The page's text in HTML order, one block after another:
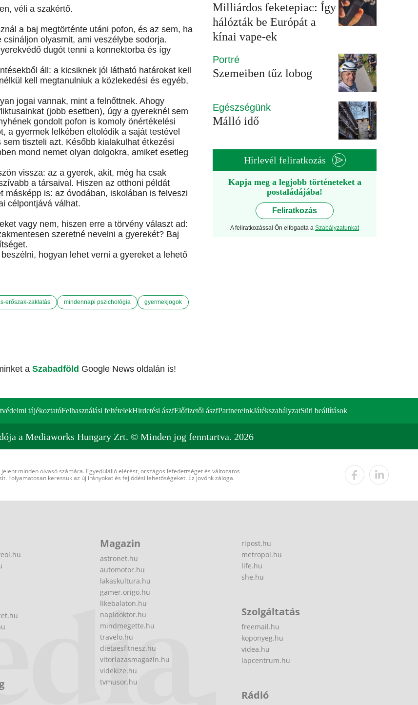
véli a szakértő.
a baj megtörténte utáni pofon, és az sem, ha
olyasmit, ami veszélybe sodorja.
dugót tenni a konnektorba és így
áll: a kicsiknek jól látható határokat kell
kell megtanulniuk a közlekedési és egyéb,
jogai vannak, mint a felnőttnek. Ahogy
(jobb esetben), úgy a gyereknél sem
gondolt pofon is komoly önértékelési
a gyermek lelkében eltolódik a saját testével
tiszteli azt. Később kialakulhat étkezési
mond nemet olyan dolgokra, amiket esetleg
vissza: az a gyerek, akit, még ha csak
a társaival. Hiszen az otthoni példát
is: az óvodában, iskolában is felveszi
célpontjává válhat.
vagy nem, hiszen erre a törvény választ ad:
szeretné nevelni a gyerekét? Baj
hogyan lehet verni a gyereket a lehető
erőszak-zaklatás mindennapi pszichológia gyermekjogok
a Szabadföld Google News oldalán is!
Milliárdos feketepiac: Így
hálózták be Európát a
kínai vape-ek
Portré
Szemeiben tűz lobog
Egészségünk
Málló idő
Hírlevél feliratkozás
Kapja meg a legjobb történeteket a
postaládájába!
Feliratkozás
A feliratkozással Ön elfogadta a Szabályzatunkat
tájékoztatóFelhasználási feltételekHirdetési ászfElőfizetői ászfPartnereinkJátékszabályzatSüti beállítások
a Mediaworks Hungary Zrt. © Minden jog fenntartva. 2026
minden olvasó számára. Egyedülálló elérést, országos lefedettséget és változatos
Folyamatosan keressük az új irányokat és fejlődési lehetőségeket. Ez jövőnk záloga.
Magazin
astronet.hu
automotor.hu
lakaskultura.hu
gamer.origo.hu
likebalaton.hu
napidoktor.hu
mindmegette.hu
travelo.hu
dietaesfitnesz.hu
vitorlazasmagazin.hu
videkize.hu
tvmusor.hu
ripost.hu
metropol.hu
life.hu
she.hu
Szolgáltatás
freemail.hu
koponyeg.hu
videa.hu
lapcentrum.hu
Rádió